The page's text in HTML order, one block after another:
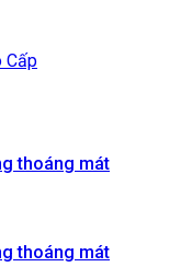
Cấp
thoáng mát
thoáng mát